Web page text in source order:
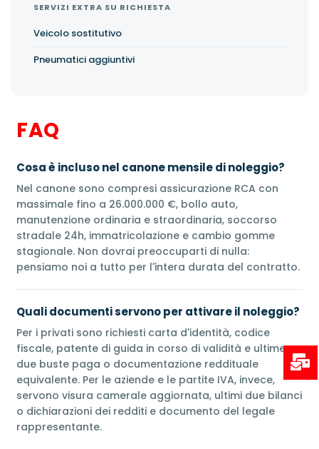
SERVIZI EXTRA SU RICHIESTA
Veicolo sostitutivo
Pneumatici aggiuntivi
FAQ
Cosa è incluso nel canone mensile di noleggio?
Nel canone sono compresi assicurazione RCA con
massimale fino a 26.000.000 €, bollo auto,
manutenzione ordinaria e straordinaria, soccorso
stradale 24h, immatricolazione e cambio gomme
stagionale. Non dovrai preoccuparti di nulla:
pensiamo noi a tutto per l'intera durata del contratto.
Quali documenti servono per attivare il noleggio?
Per i privati sono richiesti carta d'identità, codice
fiscale, patente di guida in corso di validità e ultime
due buste paga o documentazione reddituale
equivalente. Per le aziende e le partite IVA, invece,
servono visura camerale aggiornata, ultimi due bilanci
o dichiarazioni dei redditi e documento del legale
rappresentante.